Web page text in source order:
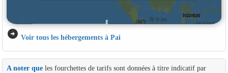
arrow_circle_right Voir tous les hébergements à Pai
A noter queles fourchettes de tarifs sont données à titre indicatif par